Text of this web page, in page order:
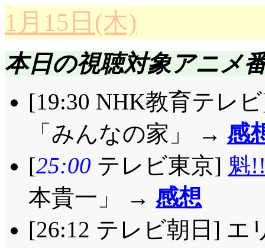
1月15日(木)
本日の視聴対象アニメ
[19:30 NHK教育テレ
「みんなの家」 → 感
[25:00 テレビ東京] 魁
本貴一」 → 感想
[26:12 テレビ朝日] エ